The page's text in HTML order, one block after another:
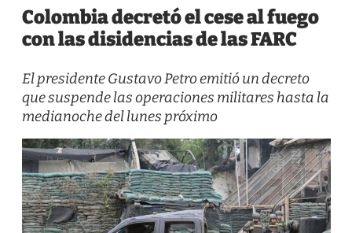
Colombia decretó el cese al fuego
con las disidencias de las FARC
El presidente Gustavo Petro emitió un decreto
que suspende las operaciones militares hasta la
medianoche del lunes próximo